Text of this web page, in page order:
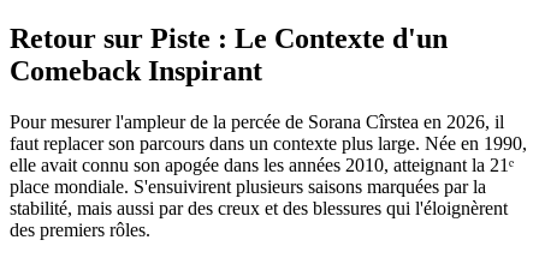
Retour sur Piste : Le Contexte d'un
Comeback Inspirant
Pour mesurer l'ampleur de la percée de Sorana Cîrstea en 2026, il
faut replacer son parcours dans un contexte plus large. Née en 1990,
elle avait connu son apogée dans les années 2010, atteignant la 21ᵉ
place mondiale. S'ensuivirent plusieurs saisons marquées par la
stabilité, mais aussi par des creux et des blessures qui l'éloignèrent
des premiers rôles.